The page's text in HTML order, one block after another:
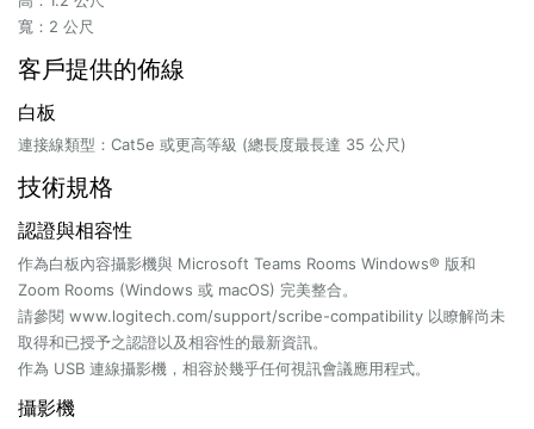
寬：2 公尺
客戶提供的佈線
白板
連接線類型：Cat5e 或更高等級 (總長度最長達 35 公尺)
技術規格
認證與相容性
作為白板內容攝影機與 Microsoft Teams Rooms Windows® 版和
Zoom Rooms (Windows 或 macOS) 完美整合。
請參閱 www.logitech.com/support/scribe-compatibility 以瞭解尚未
取得和已授予之認證以及相容性的最新資訊。
作為 USB 連線攝影機，相容於幾乎任何視訊會議應用程式。
攝影機